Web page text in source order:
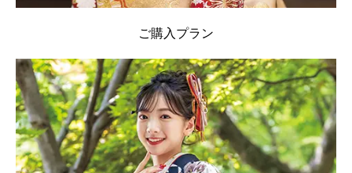
ご購入プラン